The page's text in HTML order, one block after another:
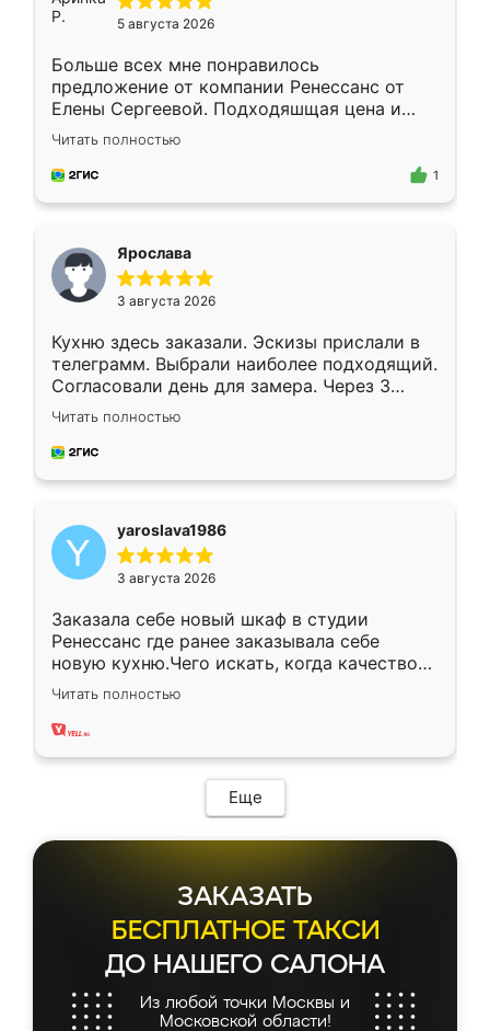
5 августа 2026
Больше всех мне понравилось
предложение от компании Ренессанс от
Елены Сергеевой. Подходяшщая цена и
короткие сроки изготовления. Приехавший
для замера сотрудник Владислав
предложил по моему эскизу самый
Читать полностью
1
Ярослава
3 августа 2026
Кухню здесь заказали. Эскизы прислали в
телеграмм. Выбрали наиболее подходящий.
Согласовали день для замера. Через 3
недели кухня была уже готова. Остались
довольны работой. Спасибо Ренессанс
мебель за качественную работу!
Читать полностью
yaroslava1986
3 августа 2026
Заказала себе новый шкаф в студии
Ренессанс где ранее заказывала себе
новую кухню.Чего искать, когда качеством
вполне довольна. Служит кухня уже почти
два года, нареканий нет.
Читать полностью
Еще
ЗАКАЗАТЬ
БЕСПЛАТНОЕ ТАКСИ
ДО НАШЕГО САЛОНА
Из любой точки Москвы и
Московской области!